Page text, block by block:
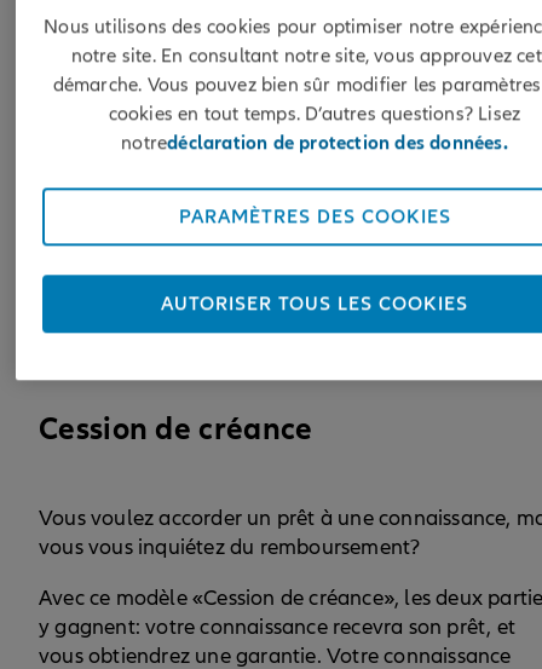
l’argent, un contrat de prêt.
Avec le modèle de contrat vous vous accordez
clairement sur les points essentiels: le paiement, le
remboursement, les intérêts et les garanties.
Cession de créance
Vous voulez accorder un prêt à une connaissance,
vous vous inquiétez du remboursement?
Avec ce modèle «Cession de créance», les deux
y gagnent: votre connaissance recevra son prêt, et
vous obtiendrez une garantie. Votre connaissance
Nous utilisons des cookies pour optimiser notre
notre site. En consultant notre site, vous approuvez
démarche. Vous pouvez bien sûr modifier les
cookies en tout temps. D’autres questions? Lisez
notredéclaration de protection des données.
PARAMÈTRES DES COOKIES
AUTORISER TOUS LES COOKIES